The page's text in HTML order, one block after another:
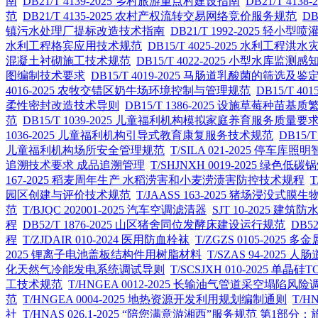
范 DB21/T 4135-2025 农村产权流转交易网络竞价服务规范
镇污水处理厂提标改造技术指南 DB21/T 1992-2025 轻小型喷
水利工程格宾应用技术规范 DB15/T 4025-2025 水利工程洪水
混凝土衬砌施工技术规范 DB15/T 4022-2025 小型水库监测感
图编制技术要求 DB15/T 4019-2025 马肠道乳酸菌的筛选及鉴
4016-2025 农牧交错区奶牛场环境控制与管理规范 DB15/T
柔性密封改造技术导则
DB15/T 1386-2025 设施草莓种苗基质
范 DB15/T 1039-2025 儿童福利机构模拟家庭养育服务质量要
1036-2025 儿童福利机构引导式教育康复服务技术规范 DB15/
儿童福利机构场所安全管理规范 T/SILA 021-2025 停车库照明
追溯技术要求 成品追溯管理 T/SHJNXH 0019-2025 绿色低碳
167-2025 稻麦周年生产 水稻涝害和小麦涝渍害防控技术规程
园区创建与评价技术规范 T/JAASS 163-2025 猪场浸没式膜生
范 T/BJQC 202001-2025 汽车空调滤清器 SJT 10-2025 建筑防
程 DB52/T 1876-2025 山区猪舍同位发酵床建设运行规范
程 T/ZJDAIR 010-2024 医用防血栓袜 T/ZGZS 0105-2025 多
2025 锂离子电池盖板结构件用树脂材料 T/SZAS 94-2025 人
化天然气冷能发电系统调试导则
T/SCSJXH 010-2025 单晶硅
工技术规范 T/HNGEA 0012-2025 长输油气管道采空塌陷风险
范 T/HNGEA 0004-2025 地热资源开发利用规划编制通则
T/
社 T/HNAS 026.1-2025 “陪您满意游湘西”服务规范 第1部分：